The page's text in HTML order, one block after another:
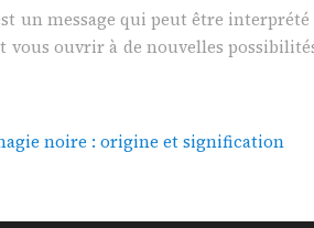
un message qui peut être
vous ouvrir à de nouvelles
noire : origine et signification